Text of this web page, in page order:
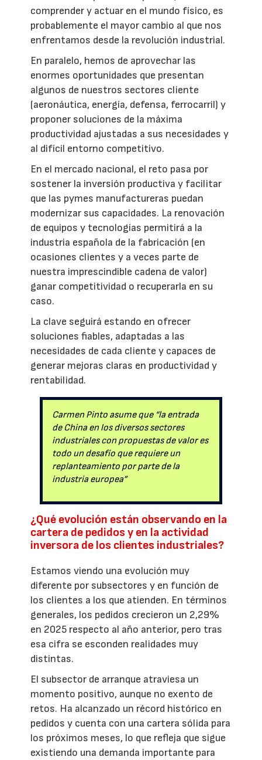
comprender y actuar en el mundo físico, es
probablemente el mayor cambio al que nos
enfrentamos desde la revolución industrial.
En paralelo, hemos de aprovechar las
enormes oportunidades que presentan
algunos de nuestros sectores cliente
(aeronáutica, energía, defensa, ferrocarril) y
proponer soluciones de la máxima
productividad ajustadas a sus necesidades y
al difícil entorno competitivo.
En el mercado nacional, el reto pasa por
sostener la inversión productiva y facilitar
que las pymes manufactureras puedan
modernizar sus capacidades. La renovación
de equipos y tecnologías permitirá a la
industria española de la fabricación (en
ocasiones clientes y a veces parte de
nuestra imprescindible cadena de valor)
ganar competitividad o recuperarla en su
caso.
La clave seguirá estando en ofrecer
soluciones fiables, adaptadas a las
necesidades de cada cliente y capaces de
generar mejoras claras en productividad y
rentabilidad.
Carmen Pinto asume que “la entrada
de China en los diversos sectores
industriales con propuestas de valor es
todo un desafío que requiere un
replanteamiento por parte de la
industria europea”
¿Qué evolución están observando en la
cartera de pedidos y en la actividad
inversora de los clientes industriales?
Estamos viendo una evolución muy
diferente por subsectores y en función de
los clientes a los que atienden. En términos
generales, los pedidos crecieron un 2,29%
en 2025 respecto al año anterior, pero tras
esa cifra se esconden realidades muy
distintas.
El subsector de arranque atraviesa un
momento positivo, aunque no exento de
retos. Ha alcanzado un récord histórico en
pedidos y cuenta con una cartera sólida para
los próximos meses, lo que refleja que sigue
existiendo una demanda importante para